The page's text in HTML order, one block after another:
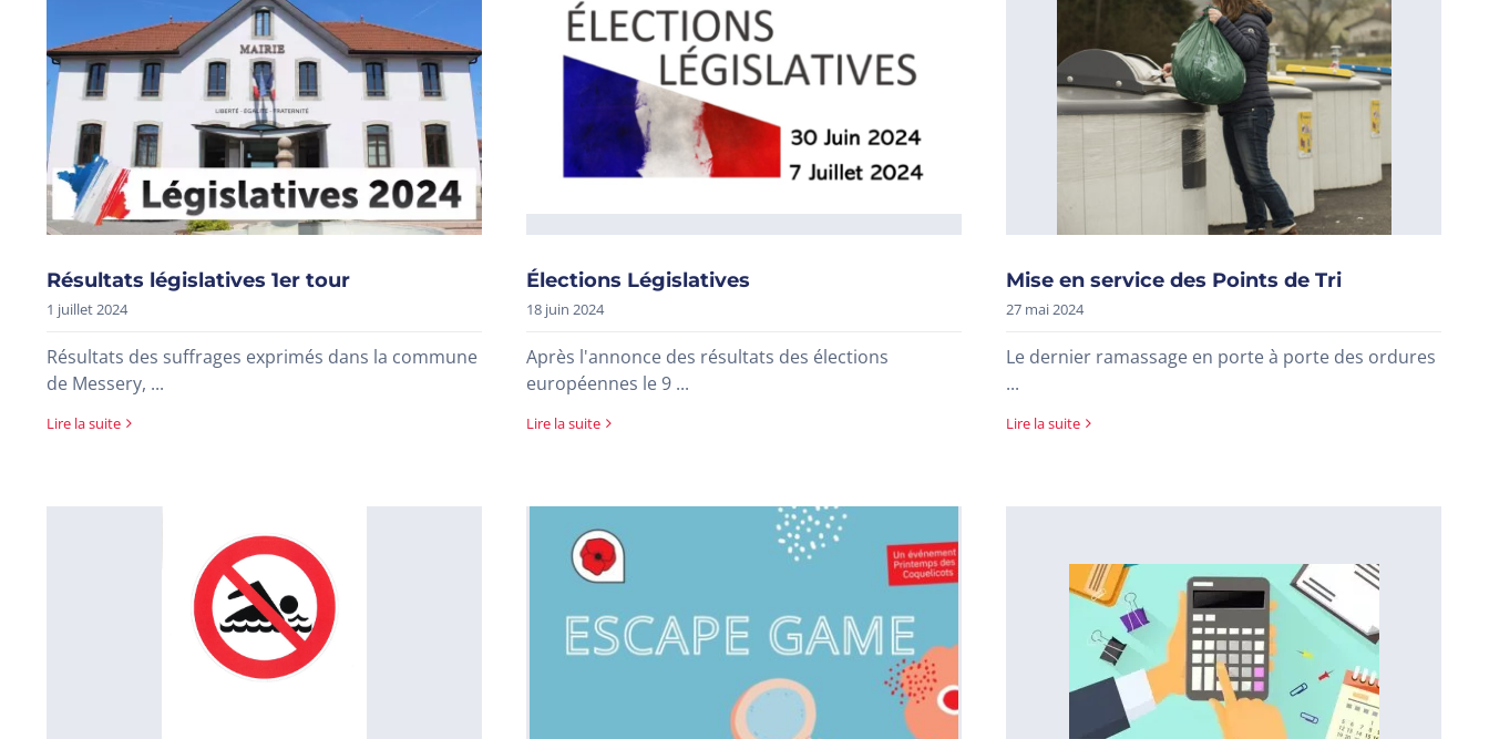
Résultats législatives 1er tour
1 juillet 2024
Résultats des suffrages exprimés dans la commune
de Messery, ...
Lire la suite
Élections Législatives
18 juin 2024
Après l'annonce des résultats des élections
européennes le 9 ...
Lire la suite
Mise en service des Points de Tri
27 mai 2024
Le dernier ramassage en porte à porte des ordures
...
Lire la suite